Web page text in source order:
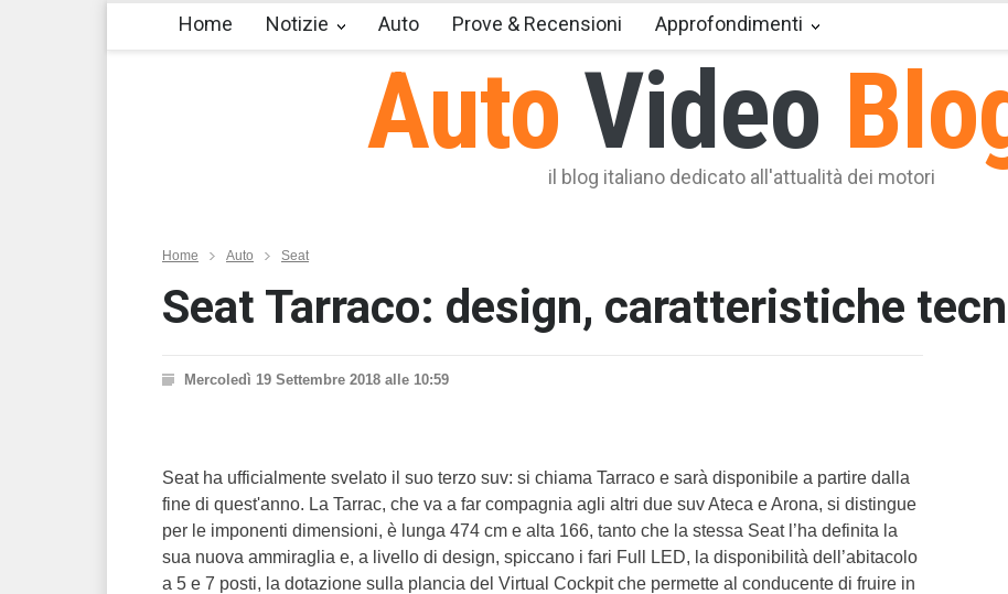
Auto Video
il blog italiano dedicato all'attualità dei motori
Home Notizie Auto Prove & Recensioni Approfondimenti
Home Auto Seat
Seat Tarraco: design, caratteristiche
Mercoledì 19 Settembre 2018 alle 10:59
Seat ha ufficialmente svelato il suo terzo suv: si chiama Tarraco e sarà disponibile a partire dalla
fine di quest'anno. La Tarrac, che va a far compagnia agli altri due suv Ateca e Arona, si distingue
per le imponenti dimensioni, è lunga 474 cm e alta 166, tanto che la stessa Seat l’ha definita la
sua nuova ammiraglia e, a livello di design, spiccano i fari Full LED, la disponibilità dell’abitacolo
a 5 e 7 posti, la dotazione sulla plancia del Virtual Cockpit che permette al conducente di fruire in